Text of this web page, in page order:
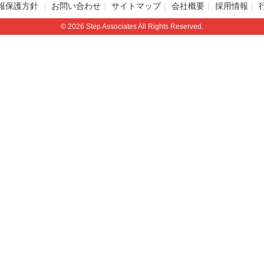
保護方針 お問い合わせ サイトマップ 会社概要 採用情報
© 2026 Step Associates All Rights Reserved.